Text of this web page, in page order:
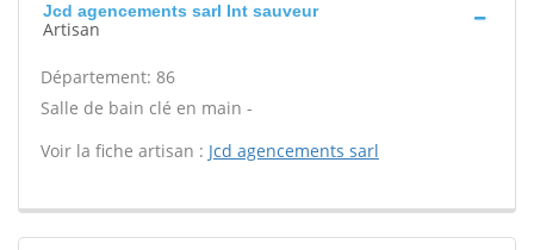
Jcd agencements sarl Int sauveur
Artisan
Département: 86
Salle de bain clé en main -
Voir la fiche artisan : Jcd agencements sarl